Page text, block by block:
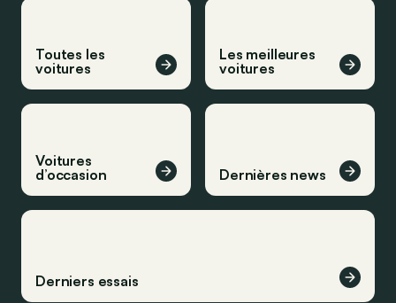
Toutes les
voitures
Les meilleures
voitures
Voitures
d’occasion
Dernières news
Derniers essais